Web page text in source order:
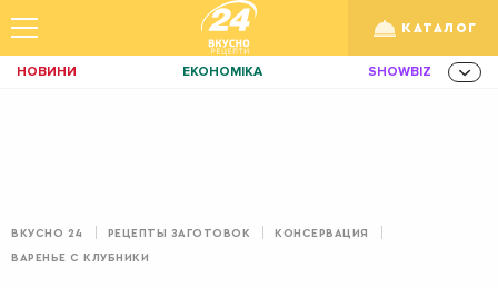
КАТАЛОГ
НОВИНИ ЕКОНОМІКА SHOWBIZ
АГРО
ВКУСНО 24 РЕЦЕПТЫ ЗАГОТОВОК КОНСЕРВАЦИЯ
ВАРЕНЬЕ С КЛУБНИКИ